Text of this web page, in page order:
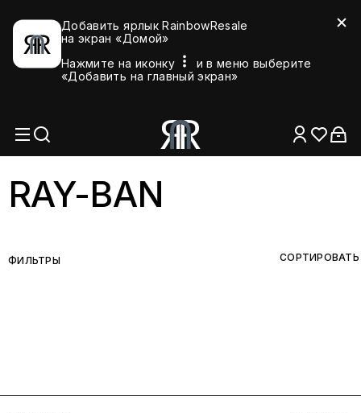
Добавить ярлык RainbowResale
на экран «Домой»
Нажмите на иконку
и в меню выберите
«Добавить на главный экран»
RAY-BAN
ФИЛЬТРЫ СОРТИРОВАТЬ